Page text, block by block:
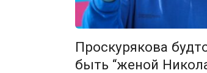
Проскурякова
быть “женой